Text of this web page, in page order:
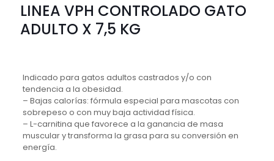
LINEA VPH CONTROLADO GATO
ADULTO X 7,5 KG
Indicado para gatos adultos castrados y/o con
tendencia a la obesidad.
– Bajas calorías: fórmula especial para mascotas con
sobrepeso o con muy baja actividad física.
– L-carnitina que favorece a la ganancia de masa
muscular y transforma la grasa para su conversión en
energía.